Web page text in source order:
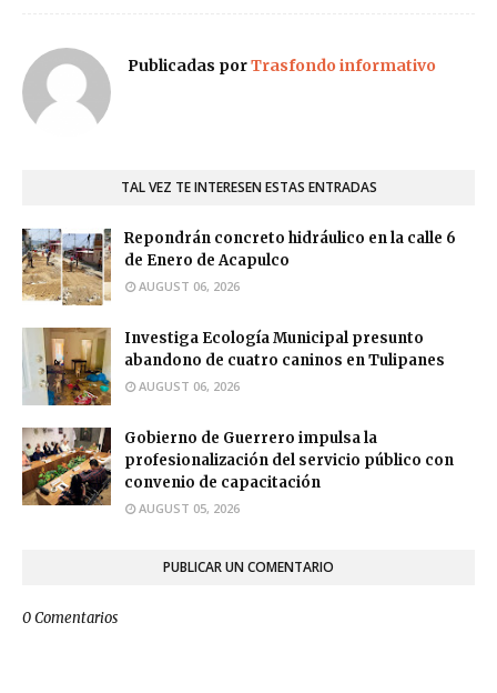
Publicadas porTrasfondo informativo
TAL VEZ TE INTERESEN ESTAS ENTRADAS
Repondrán concreto hidráulico en la calle 6
de Enero de Acapulco
AUGUST 06, 2026
Investiga Ecología Municipal presunto
abandono de cuatro caninos en Tulipanes
AUGUST 06, 2026
Gobierno de Guerrero impulsa la
profesionalización del servicio público con
convenio de capacitación
AUGUST 05, 2026
PUBLICAR UN COMENTARIO
0 Comentarios